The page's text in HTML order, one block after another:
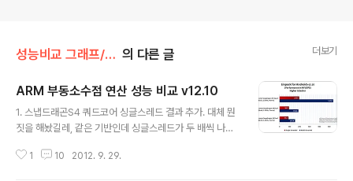
성능비교 그래프/부동소수점 연산 (VFP) 의 다른 글 더보기
ARM 부동소수점 연산 성능 비교 v12.10
1. 스냅드래곤S4 쿼드코어 싱글스레드 결과 추가. 대체 뭔
짓을 해놨길레, 같은 기반인데 싱글스레드가 두 배씩 나오
스레드 결과보면 또 그건 아닌거 같고... 멀티스레드 결과가
1 10 2012. 9. 29.